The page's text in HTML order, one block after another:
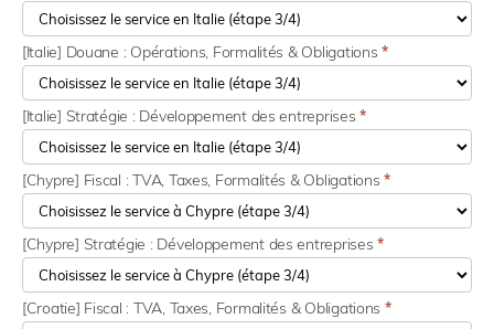
[Italie] Douane : Opérations, Formalités & Obligations*
[Italie] Stratégie : Développement des entreprises*
[Chypre] Fiscal : TVA, Taxes, Formalités & Obligations*
[Chypre] Stratégie : Développement des entreprises*
[Croatie] Fiscal : TVA, Taxes, Formalités & Obligations *